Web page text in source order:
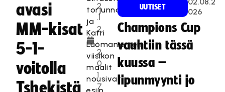
avasi
MM-kisat
5-1-
voitolla
Tshekistä
2
.1
2
.
2
0
1
7
torjunnat
ja
Katri
Luomaniemen
viisikon
maalit
nousivat
UUTISET
026
Champions Cup
vauhtiin tässä
kuussa –
lipunmyynti jo